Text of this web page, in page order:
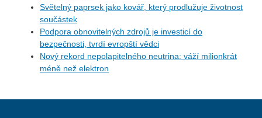
Světelný paprsek jako kovář, který prodlužuje životnost
součástek
Podpora obnovitelných zdrojů je investicí do
bezpečnosti, tvrdí evropští vědci
Nový rekord nepolapitelného neutrina: váží milionkrát
méně než elektron